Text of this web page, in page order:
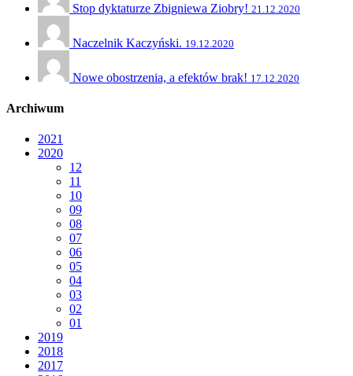
Stop dyktaturze Zbigniewa Ziobry! 21.12.2020
Naczelnik Kaczyński. 19.12.2020
Nowe obostrzenia, a efektów brak! 17.12.2020
Archiwum
2021
2020
12
11
10
09
08
07
06
05
04
03
02
01
2019
2018
2017